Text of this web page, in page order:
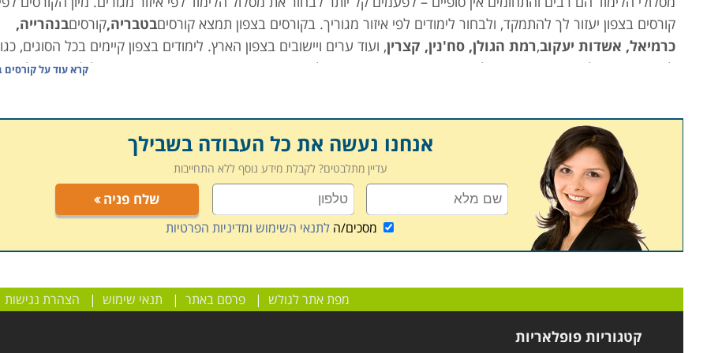
קורסים בצפון יעזור לך להתמקד, ולבחור לימודים לפי איזור מגוריך. בקורסים בצפון תמצא קורסיםבטבריה,קורסיםבנהרייה,
כרמיאל, אשדות יעקוב,רמת הגולן, סח'נין, קצרין, ועוד ערים ויישובים בצפון הארץ. לימודים בצפון קיימים בכל הסוגים,
לימודי תעודה, לימודי מקצוע, השתלמויות, סדנאות, חוגים, ועוד, כולם ביישובים וערים בצפון הארץ, כדי שתוכל לבחור בקלות
קרא עוד עלקורסים
אנחנו נעשה את כל העבודה בשבילך
עדיין מתלבטים? לקבלת מידע נוסף ללא התחייבות
שלח פניה
מסכים/הלתנאי השימוש ומדיניות הפרטיות
מפת אתר לגולש |פרסם באתר | תנאי שימוש | הצהרת נגישות
קטגוריות פופלאריות